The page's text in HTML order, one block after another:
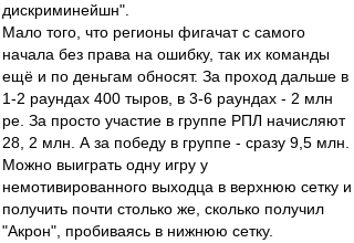
дискриминейшн".
Мало того, что регионы фигачат с самого
начала без права на ошибку, так их команды
ещё и по деньгам обносят. За проход дальше в
1-2 раундах 400 тыров, в 3-6 раундах - 2 млн
ре. За просто участие в группе РПЛ начисляют
28, 2 млн. А за победу в группе - сразу 9,5 млн.
Можно выиграть одну игру у
немотивированного выходца в верхнюю сетку и
получить почти столько же, сколько получил
"Акрон", пробиваясь в нижнюю сетку.